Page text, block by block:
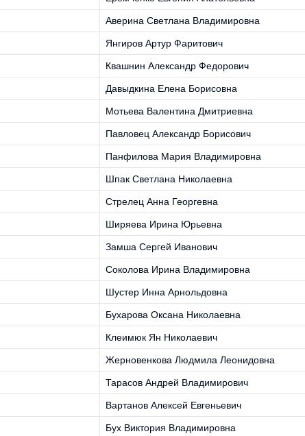
Аверина Светлана Владимировна
Янгиров Артур Фаритович
Квашнин Александр Федорович
Давыдкина Елена Борисовна
Мотьева Валентина Дмитриевна
Павловец Александр Борисович
Панфилова Мария Владимировна
Шпак Светлана Николаевна
Стрелец Анна Георгевна
Ширяева Ирина Юрьевна
Замша Сергей Иванович
Соколова Ирина Владимировна
Шустер Инна Арнольдовна
Бухарова Оксана Николаевна
Клеимюк Ян Николаевич
Жерновенкова Людмила Леонидовна
Тарасов Андрей Владимирович
Вартанов Алексей Евгеньевич
Бух Виктория Владимировна